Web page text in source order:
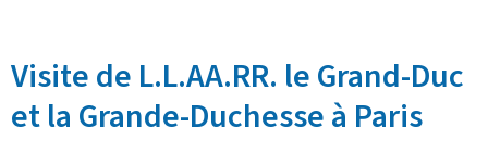
lVisite de L.L.AA.RR. le Grand-Duc
et la Grande-Duchesse à Paris